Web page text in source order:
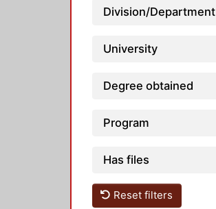
Division/Department
University
Degree obtained
Program
Has files
Reset filters